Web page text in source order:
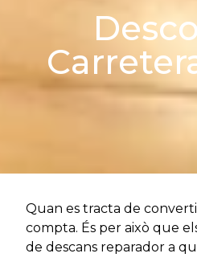
Quan es tracta de
compta. És per això que
de descans reparador a